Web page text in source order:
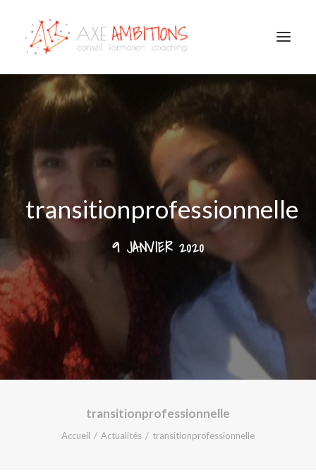
COACHING
CONSEIL / FORMATION
BILAN DE COMPÉTENCES
CONSULTATIONS PSYCHOLOGIE DU TRAVAIL
HANDICAP EMPLOI ENTREPRISE
NOTRE ÉQUIPE
TÉMOIGNAGES
transitionprofessionnelle
9 JANVIER 2020
transitionprofessionnelle
Accueil Actualités transitionprofessionnelle